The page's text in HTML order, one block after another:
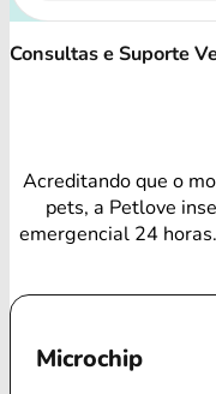
Consultas e Suporte
Acreditando que o
pets, a Petlove
emergencial 24
Microchip